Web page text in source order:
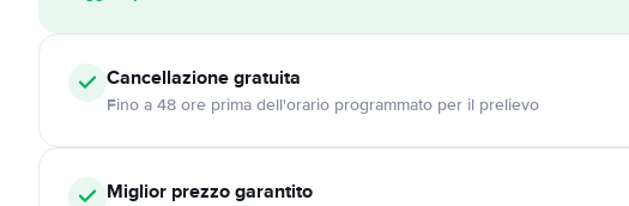
Cancellazionegratuita
Fino a 48 ore prima dell'orario programmato per il prelievo
Miglior prezzo garantito